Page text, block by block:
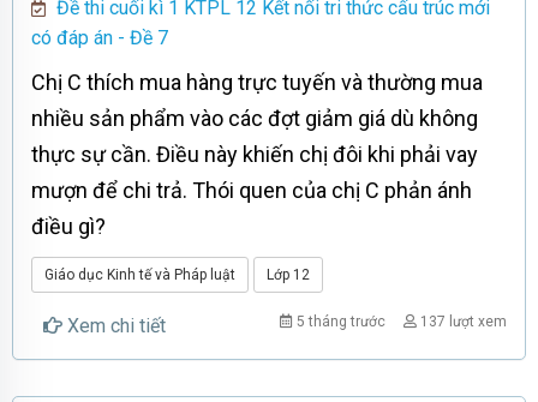
Đề thi cuối kì 1 KTPL 12 Kết nối tri thức cấu trúc mới
có đáp án - Đề 7
Chị C thích mua hàng trực tuyến và thường mua
nhiều sản phẩm vào các đợt giảm giá dù không
thực sự cần. Điều này khiến chị đôi khi phải vay
mượn để chi trả. Thói quen của chị C phản ánh
điều gì?
Giáo dục Kinh tế và Pháp luật Lớp 12
Xem chi tiết 137 lượt xem
5 tháng trước